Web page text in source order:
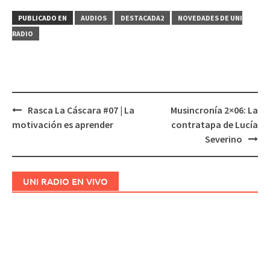
PUBLICADO EN AUDIOS DESTACADA2
NOVEDADES DE UNI
RADIO
Navegación
Rasca La Cáscara #07 | La
motivación es aprender
Musincronía 2×06: La
contratapa de Lucía
Severino
UNI RADIO EN VIVO